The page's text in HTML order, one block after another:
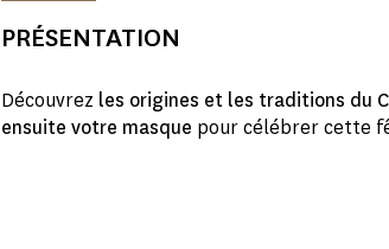
PRÉSENTATION
Découvrez les origines et les traditions du
ensuite votre masque pour célébrer cette